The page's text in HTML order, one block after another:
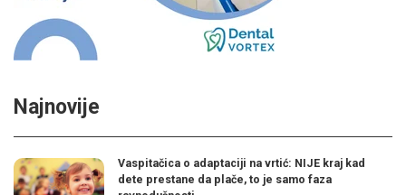
Najnovije
Vaspitačica o adaptaciji na vrtić: NIJE kraj kad
dete prestane da plače, to je samo faza